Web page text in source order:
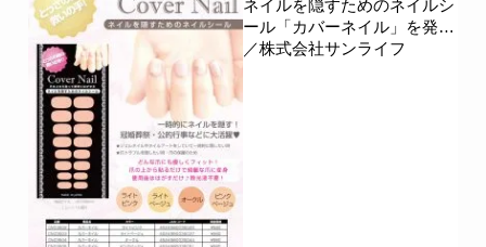
ネイルを隠すためのネイルシ
ール「カバーネイル」を発売
／株式会社サンライフ